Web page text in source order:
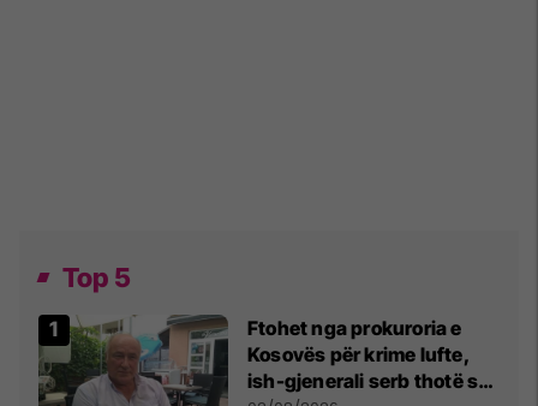
Top 5
Ftohet nga prokuroria e
Kosovës për krime lufte,
ish-gjenerali serb thotë se